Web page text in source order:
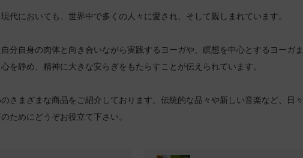
代においても、世界中で多くの人々に愛され、そして親しまれています。
分自身の肉体と向き合いながら実践するヨーガや、瞑想を中心とするヨーガ
を静め、精神に大きな安らぎをもたらすことが伝えられています。
さまざまな商品をご紹介しております。伝統的な品々や新しい音楽など、日
ためにどうぞお役立て下さい。